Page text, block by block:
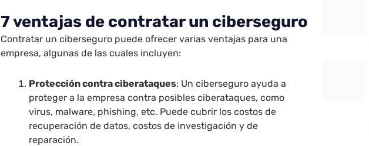
7 ventajas de contratar un ciberseguro
Contratar un ciberseguro puede ofrecer varias ventajas para una
empresa, algunas de las cuales incluyen:
Protección contra ciberataques: Un ciberseguro ayuda a
proteger a la empresa contra posibles ciberataques, como
virus, malware, phishing, etc. Puede cubrir los costos de
recuperación de datos, costos de investigación y de
reparación.